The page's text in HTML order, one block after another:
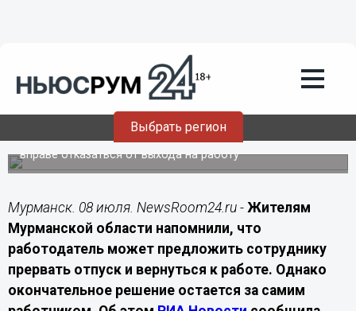
Выбрать регион
Северянам рассказали, когда
работодатель вправе отозвать
работника из отпуска
Даже при производственной необходимости сотрудник
вправе отказаться от выхода на работу
Мурманск. 08 июля. NewsRoom24.ru - Жителям
Мурманской области напомнили, что
работодатель может предложить сотруднику
прервать отпуск и вернуться к работе. Однако
окончательное решение остается за самим